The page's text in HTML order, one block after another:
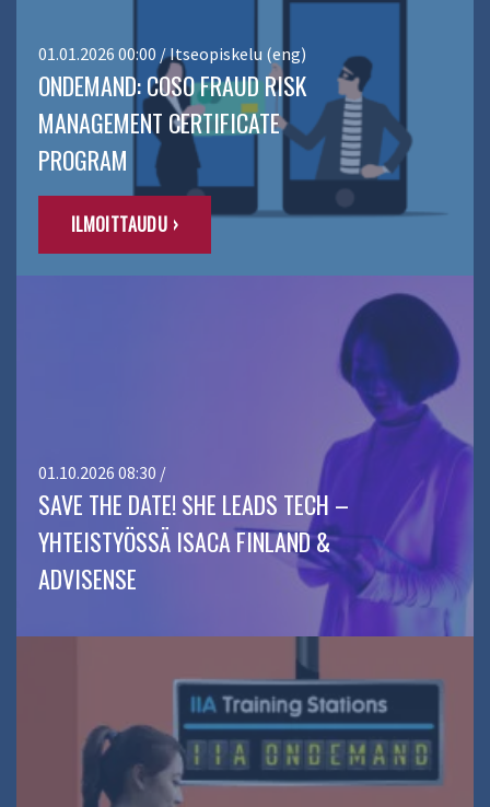
01.01.2026 00:00 / Itseopiskelu (eng)
ONDEMAND: COSO FRAUD RISK
MANAGEMENT CERTIFICATE
PROGRAM
ILMOITTAUDU ›
01.10.2026 08:30 /
SAVE THE DATE! SHE LEADS TECH –
YHTEISTYÖSSÄ ISACA FINLAND &
ADVISENSE